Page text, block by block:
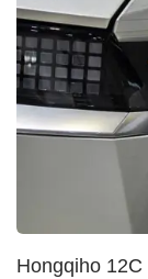
Hongqiho